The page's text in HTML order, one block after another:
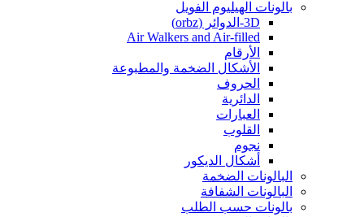
بالونات الهيليوم الفويل
3D-الدوائر (orbz)
Air Walkers and Air-filled
الأرقام
الأشكال الضخمة والمطبوعة
الحروف
الدائرية
العبارات
القلوب
نجوم
أشكال الديكور
البالونات الضخمة
البالونات الشفافة
بالونات حسب الطلب